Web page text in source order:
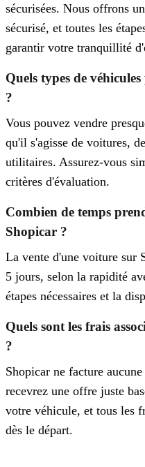
sécurisées. Nous offrons
sécurisé, et toutes les
garantir votre tranquillité
Quels types de
?
Vous pouvez vendre
qu'il s'agisse de voitures,
utilitaires. Assurez-vous
critères d'évaluation.
Combien de temps
Shopicar ?
La vente d'une voiture sur
5 jours, selon la rapidité
étapes nécessaires et la
Quels sont les frais
?
Shopicar ne facture
recevrez une offre juste
votre véhicule, et tous les
dès le départ.